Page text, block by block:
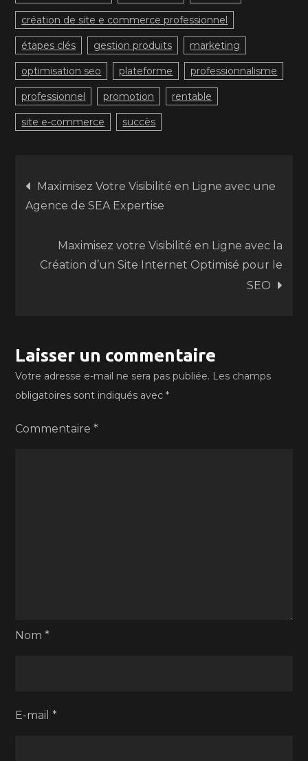
création de site e commerce professionnel
étapes clés gestion produits marketing
optimisation seo plateforme professionnalisme
professionnel promotion rentable
site e-commerce succès
Navigation
de
l’article
Maximisez Votre Visibilité en Ligne avec une
Agence de SEA Expertise
Maximisez votre Visibilité en Ligne avec la
Création d’un Site Internet Optimisé pour le
SEO
Laisser un commentaire
Votre adresse e-mail ne sera pas publiée. Les champs
obligatoires sont indiqués avec*
Commentaire*
Nom*
E-mail*